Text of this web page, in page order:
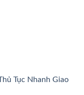
Tục Nhanh Giao